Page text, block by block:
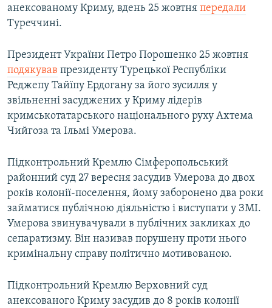
анексованому Криму, вдень 25 жовтня передали
Туреччині.
Президент України Петро Порошенко 25 жовтня
подякував президенту Турецької Республіки
Реджепу Тайїпу Ердогану за його зусилля у
звільненні засуджених у Криму лідерів
кримськотатарського національного руху Ахтема
Чийгоза та Ільмі Умерова.
Підконтрольний Кремлю Сімферопольський
районний суд 27 вересня засудив Умерова до двох
років колонії-поселення, йому заборонено два роки
займатися публічною діяльністю і виступати у ЗМІ.
Умерова звинувачували в публічних закликах до
сепаратизму. Він називав порушену проти нього
кримінальну справу політично мотивованою.
Підконтрольний Кремлю Верховний суд
анексованого Криму засудив до 8 років колонії